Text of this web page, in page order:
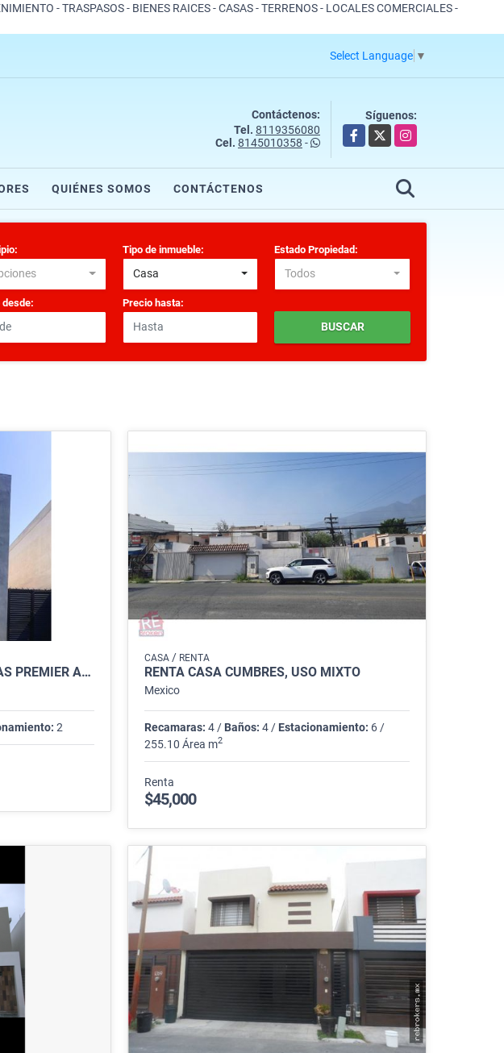
- TRASPASOS - BIENES RAICES - CASAS - TERRENOS - LOCALES COMERCIALES -
Select Language ▼
Contáctenos:
Tel. 8119356080
Cel. 8145010358 -
Síguenos:
Facebook
X Instagram
QUIÉNES SOMOS CONTÁCTENOS
Tipo de inmueble:
Casa
Estado Propiedad:
Todos
Precio hasta:
BUSCAR
CASA EN RENTA EN ASTURIAS PREMIER APODACA
2
CASA / RENTA
RENTA CASA CUMBRES, USO MIXTO
Mexico
Recamaras: 4 / Baños: 4 / Estacionamiento: 6 /
255.10 Área m2
Renta
$45,000